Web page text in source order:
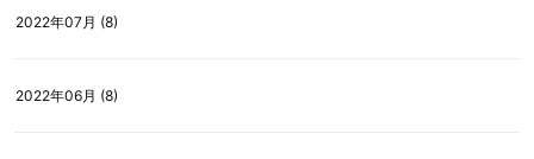
2022年07月 (8)
2022年06月 (8)